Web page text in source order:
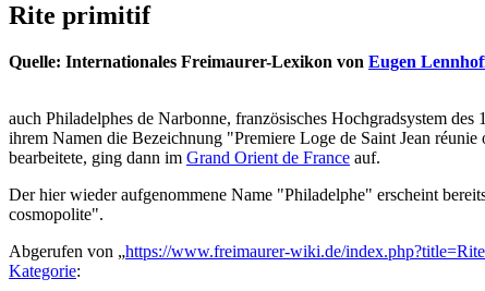
Rite primitif
Quelle: Internationales Freimaurer-Lexikon von Eugen
auch Philadelphes de Narbonne, französisches Hochgradsystem
ihrem Namen die Bezeichnung "Premiere Loge de Saint Jean
bearbeitete, ging dann im Grand Orient de France auf.
Der hier wieder aufgenommene Name "Philadelphe" erscheint
cosmopolite".
Abgerufen von „https://www.freimaurer-wiki.de/
Kategorie: